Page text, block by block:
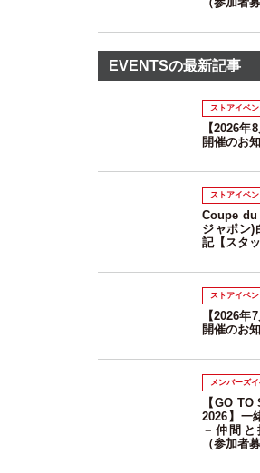
EVENTSの最新記事
ストアイベン
【2026年
開催のお
ストアイベン
Coupe du
ジャポン)
記【スタ
ストアイベン
【2026年
開催のお
メンバーズ
【GO
2026】一
－仲間
（参加者